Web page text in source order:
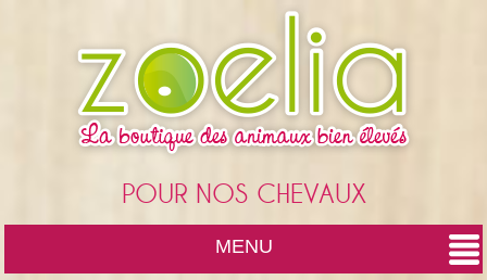
POUR NOS CHEVAUX
MENU